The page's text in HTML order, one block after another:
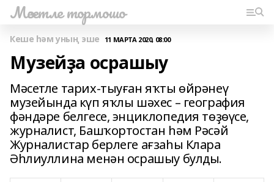
Мәсетле тормошо
Кеше һәм уның эше 11 МАРТА 2020, 08:00
Музейҙа осрашыу
Мәсетле тарих-тыуған яҡты өйрәнеү
музейында күп яҡлы шәхес – география
фәндәре белгесе, энциклопедия төҙөүсе,
журналист, Башҡортостан һәм Рәсәй
Журналистар берлеге ағзаһы Клара
Әһлиуллина менән осрашыу булды.